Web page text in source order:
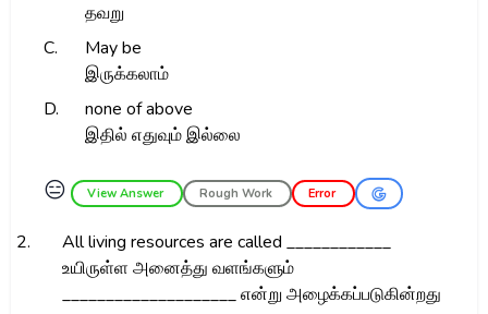
தவறு
C.
May be
இருக்கலாம்
D.
none of above
இதில் எதுவும் இல்லை
😑 View Answer Rough Work Error
2.
All living resources are called ____________
உயிருள்ள அனைத்து வளங்களும்
____________________ என்று அழைக்கப்படுகின்றது